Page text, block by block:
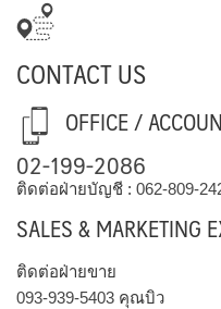
CONTACT US
OFFICE /
02-199-2086
ติดต่อฝ่ายบัญชี : 062-809-
SALES & MARKETING
ติดต่อฝ่ายขาย
093-939-5403 คุณบิว